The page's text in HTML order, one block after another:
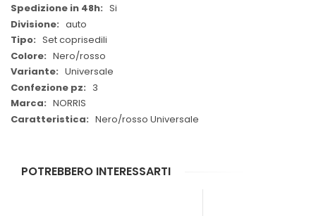
Si
auto
Set coprisedili
Nero/rosso
Universale
3
NORRIS
Nero/rosso Universale
POTREBBERO INTERESSARTI